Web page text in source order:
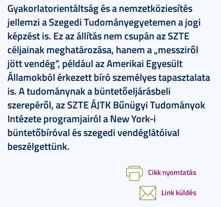
Gyakorlatorientáltság és a nemzetköziesítés
jellemzi a Szegedi Tudományegyetemen a jogi
képzést is. Ez az állítás nem csupán az SZTE
céljainak meghatározása, hanem a „messziről
jött vendég”, például az Amerikai Egyesült
Államokból érkezett bíró személyes tapasztalata
is. A tudománynak a büntetőeljárásbeli
szerepéről, az SZTE ÁJTK Bűnügyi Tudományok
Intézete programjairól a New York-i
büntetőbíróval és szegedi vendéglátóival
beszélgettünk.
Cikk nyomtatás
Link küldés